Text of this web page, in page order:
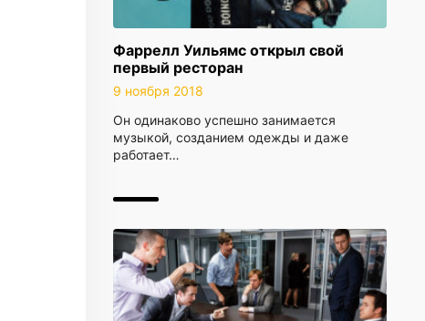
Фаррелл Уильямс открыл свой
первый ресторан
9 ноября 2018
Он одинаково успешно занимается
музыкой, созданием одежды и даже
работает…